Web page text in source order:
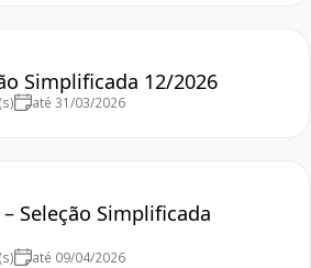
Simplificada 12/2026
até 31/03/2026
– Seleção Simplificada
até 09/04/2026